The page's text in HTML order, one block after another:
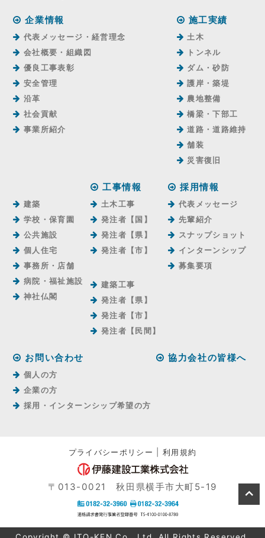
企業情報
代表メッセージ・経営理念
会社概要・組織図
優良工事表彰
安全管理
沿革
社会貢献
事業所紹介
施工実績
土木
トンネル
ダム・砂防
護岸・築堤
農地整備
橋梁・下部工
道路・道路維持
舗装
災害復旧
建築
学校・保育園
公共施設
個人住宅
事務所・店舗
病院・福祉施設
神社仏閣
工事情報
土木工事
発注者【国】
発注者【県】
発注者【市】
建築工事
発注者【県】
発注者【市】
発注者【⺠間】
採用情報
代表メッセージ
先輩紹介
スナップショット
インターンシップ
募集要項
お問い合わせ
個人の方
企業の方
採用・インターンシップ希望の方
協力会社の皆様へ
プライバシーポリシー |利用規約
〒013-0021 秋田県横手市大町5-19